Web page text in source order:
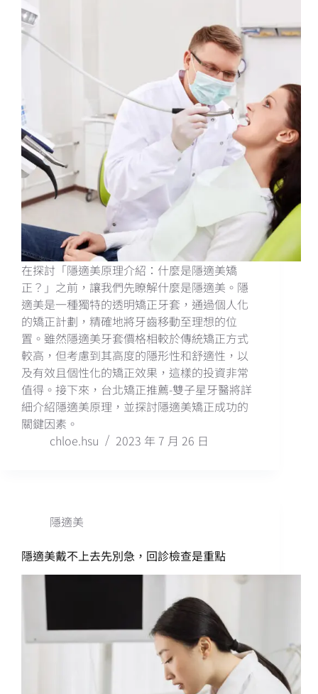
在探討「隱適美原理介紹：什麼是隱適美矯
正？」之前，讓我們先瞭解什麼是隱適美。隱
適美是一種獨特的透明矯正牙套，通過個人化
的矯正計劃，精確地將牙齒移動至理想的位
置。雖然隱適美牙套價格相較於傳統矯正方式
較高，但考慮到其高度的隱形性和舒適性，以
及有效且個性化的矯正效果，這樣的投資非常
值得。接下來，台北矯正推薦-雙子星牙醫將詳
細介紹隱適美原理，並探討隱適美矯正成功的
關鍵因素。
chloe.hsu
2023 年 7 月 26 日
隱適美
隱適美戴不上去先別急，回診檢查是重點